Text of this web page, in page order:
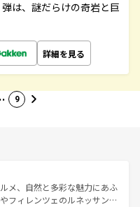
は、謎だらけの奇岩と巨
詳細を見る
9
メ、自然と多彩な魅力にあふ
フィレンツェのルネッサンス